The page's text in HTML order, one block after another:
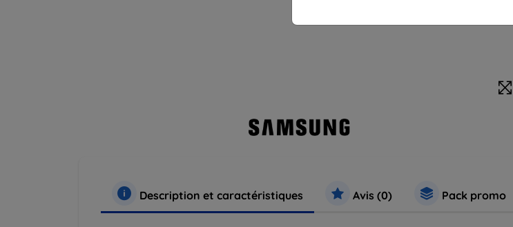
Description et caractéristiques Avis (0) Pack promo